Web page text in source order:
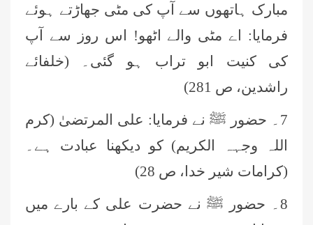
مبارک ہاتھوں سے آپ کی مٹی جھاڑتے ہوئے
فرمایا: اے مٹی والے اٹھو! اس روز سے آپ
کی کنیت ابو تراب ہو گئی۔ (خلفائے
راشدین، ص 281)
7۔ حضور ﷺ نے فرمایا: علی المرتضیٰ (کرم
اللہ وجہہ الکریم) کو دیکھنا عبادت ہے۔
(کرامات شیر خدا، ص 28)
8۔ حضور ﷺ نے حضرت علی کے بارے میں